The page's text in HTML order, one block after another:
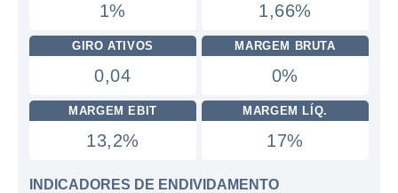
1% 1,66%
GIRO ATIVOS
0,04
MARGEM BRUTA
0%
MARGEM EBIT
13,2%
MARGEM LÍQ.
17%
INDICADORES DE ENDIVIDAMENTO